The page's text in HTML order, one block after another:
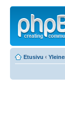
Etusivu ‹